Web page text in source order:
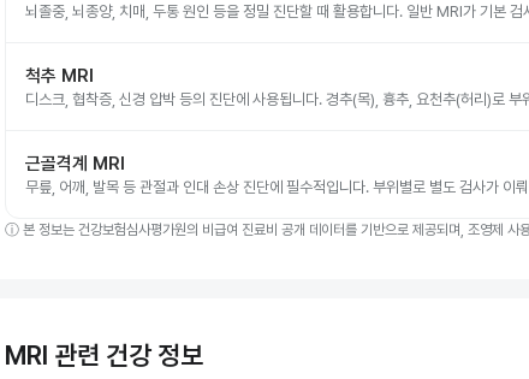
뇌졸중, 뇌종양, 치매, 두통 원인 등을 정밀 진단할 때 활용합니다. 일반 MRI가 기본 검
척추 MRI
디스크, 협착증, 신경 압박 등의 진단에 사용됩니다. 경추(목), 흉추, 요천추(허리)로 부
근골격계 MRI
무릎, 어깨, 발목 등 관절과 인대 손상 진단에 필수적입니다. 부위별로 별도 검사가 이
ⓘ 본 정보는 건강보험심사평가원의 비급여 진료비 공개 데이터를 기반으로 제공되며, 조영제
MRI 관련 건강 정보